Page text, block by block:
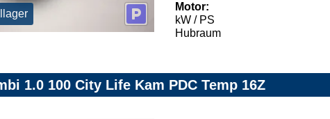
Motor:
kW / PS
Hubraum
1.0 100 City Life Kam PDC Temp 16Z